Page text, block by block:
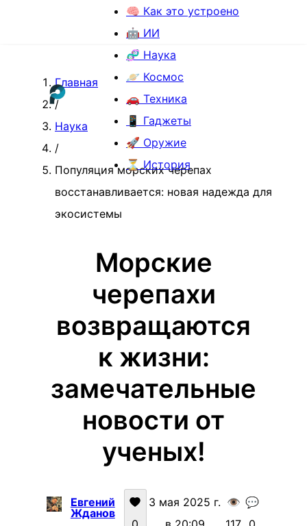
🧠 Как это устроено
🤖 ИИ
🧬 Наука
🪐 Космос
🚗 Техника
📱 Гаджеты
🚀 Оружие
⏳ История
Главная
/
Наука
/
Популяция морских черепах
восстанавливается: новая надежда для
экосистемы
Морские
черепахи
возвращаются
к жизни:
замечательные
новости от
ученых!
Евгений
Жданов
3 мая 2025 г. 👁️ 💬